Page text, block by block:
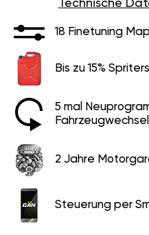
Technische
18 Finetuning
Bis zu 15%
5 mal
Fahrzeugwechsel
2 Jahre
Steuerung per